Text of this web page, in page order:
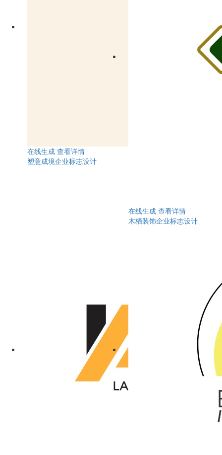
在线生成 查看详情
塑意成境企业标志设计
在线生成 查看详情
木栖装饰企业标志设计